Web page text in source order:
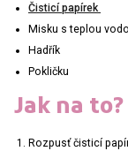
Čisticí papírek
Misku s teplou
Hadřík
Pokličku
Jak na to?
Rozpusť čisticí